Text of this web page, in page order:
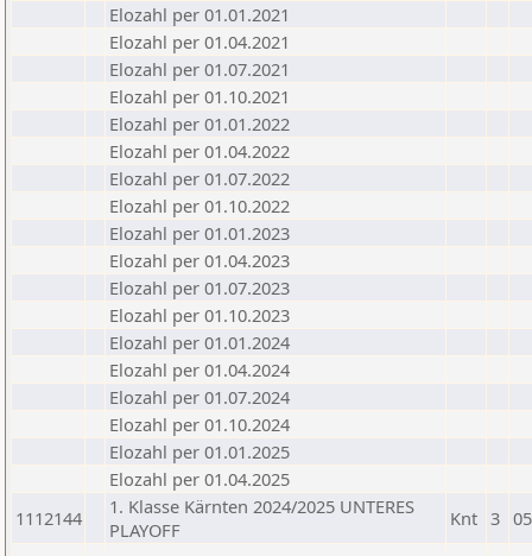
Elozahl per 01.01.2021
Elozahl per 01.04.2021
Elozahl per 01.07.2021
Elozahl per 01.10.2021
Elozahl per 01.01.2022
Elozahl per 01.04.2022
Elozahl per 01.07.2022
Elozahl per 01.10.2022
Elozahl per 01.01.2023
Elozahl per 01.04.2023
Elozahl per 01.07.2023
Elozahl per 01.10.2023
Elozahl per 01.01.2024
Elozahl per 01.04.2024
Elozahl per 01.07.2024
Elozahl per 01.10.2024
Elozahl per 01.01.2025
Elozahl per 01.04.2025
1112144
1. Klasse Kärnten 2024/2025 UNTERES
PLAYOFF
Knt 3